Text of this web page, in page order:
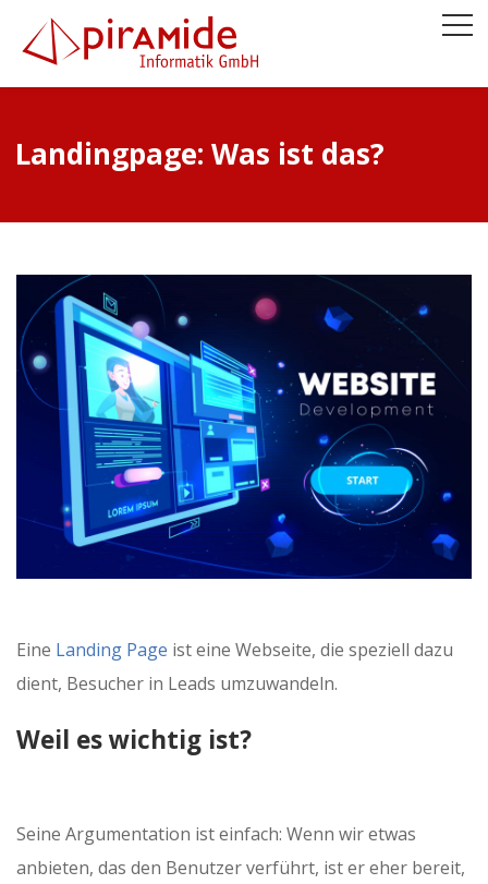
Landingpage: Was ist das?
Eine Landing Page ist eine Webseite, die speziell dazu
dient, Besucher in Leads umzuwandeln.
Weil es wichtig ist?
Seine Argumentation ist einfach: Wenn wir etwas
anbieten, das den Benutzer verführt, ist er eher bereit,